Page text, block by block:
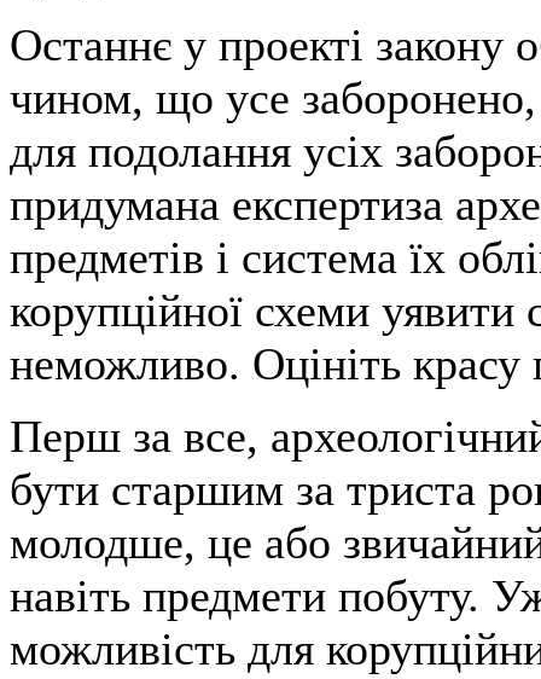
Останнє у проекті закону
чином, що усе
для подолання усіх
придумана експертиза
предметів і система їх
корупційної схеми уявити
неможливо. Оцініть красу
Перш за все,
бути старшим за триста
молодше, це або
навіть предмети побуту.
можливість для